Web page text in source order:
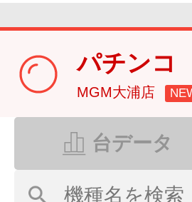
パチンコ
MGM大浦店
台データ